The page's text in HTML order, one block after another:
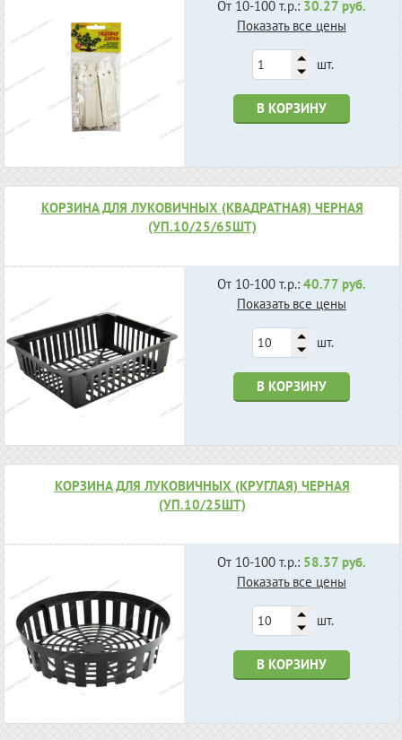
От 10-100 т.р.: 30.27 руб.
Показать все цены
шт.
В КОРЗИНУ
КОРЗИНА ДЛЯ ЛУКОВИЧНЫХ (КВАДРАТНАЯ) ЧЕРНАЯ
(УП.10/25/65ШТ)
От 10-100 т.р.: 40.77 руб.
Показать все цены
шт.
В КОРЗИНУ
КОРЗИНА ДЛЯ ЛУКОВИЧНЫХ (КРУГЛАЯ) ЧЕРНАЯ
(УП.10/25ШТ)
От 10-100 т.р.: 58.37 руб.
Показать все цены
шт.
В КОРЗИНУ